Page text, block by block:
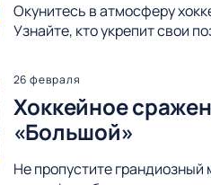
Окунитесь в атмосферу
Узнайте, кто укрепит свои
26 февраля
Хоккейное
«Большой»
Не пропустите